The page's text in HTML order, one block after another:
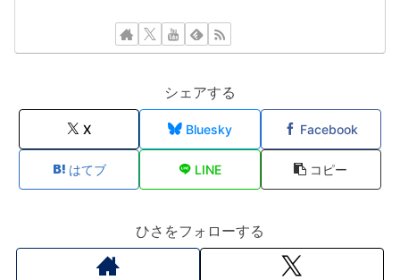
シェアする
X Bluesky Facebook
はてブ LINE コピー
ひさをフォローする